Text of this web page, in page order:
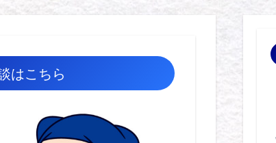
はこちら